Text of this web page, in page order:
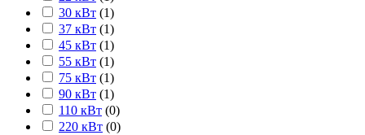
30 кВт (1)
37 кВт (1)
45 кВт (1)
55 кВт (1)
75 кВт (1)
90 кВт (1)
110 кВт (0)
220 кВт (0)